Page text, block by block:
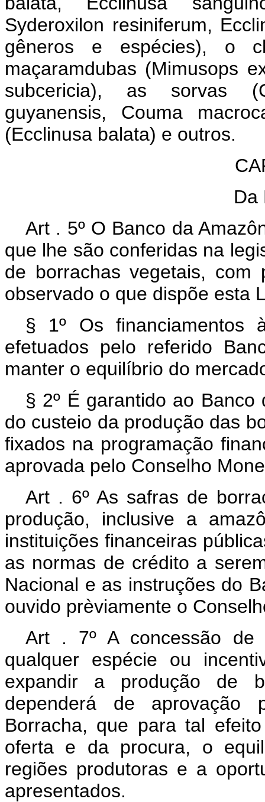
Syderoxilon resiniferum,
gêneros e espécies), o
maçaramdubas (Mimusops
subcericia), as sorvas
guyanensis, Couma
(Ecclinusa balata) e outros.
Da
Art . 5º O Banco da
que lhe são conferidas na
de borrachas vegetais, com
observado o que dispõe esta
§ 1º Os financiamentos
efetuados pelo referido
manter o equilíbrio do
§ 2º É garantido ao
do custeio da produção das
fixados na programação
aprovada pelo Conselho
Art . 6º As safras de
produção, inclusive a
instituições financeiras
as normas de crédito a
Nacional e as instruções do
ouvido prèviamente o
Art . 7º A concessão de
qualquer espécie ou
expandir a produção de
dependerá de aprovação
Borracha, que para tal
oferta e da procura, o
regiões produtoras e a
apresentados.